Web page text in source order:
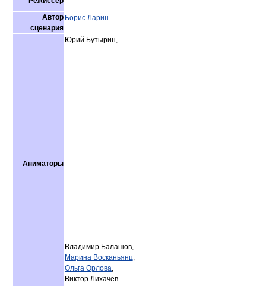
Автор
сценария
Борис Ларин
Аниматоры
Юрий Бутырин,
Владимир Балашов,
Марина Восканьянц,
Ольга Орлова,
Виктор Лихачев